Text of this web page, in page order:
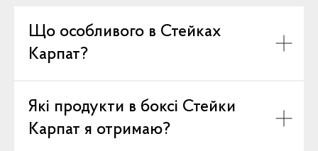
Що особливого в Стейках
Карпат?
Які продукти в боксі Стейки
Карпат я отримаю?